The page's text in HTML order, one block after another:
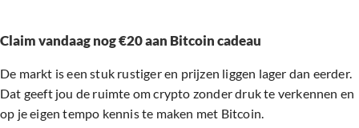
Claim vandaag nog €20 aan Bitcoin cadeau
De markt is een stuk rustiger en prijzen liggen lager dan eerder.
Dat geeft jou de ruimte om crypto zonder druk te verkennen en
op je eigen tempo kennis te maken met Bitcoin.